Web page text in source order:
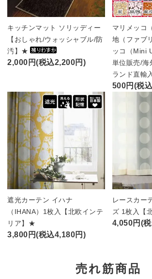
キッチンマット ソリッディー
【おしゃれ/ウォッシャブル/防
汚】★
2,000円(税込2,200円)
マリメッコ
地（ファブ
ッコ（Mini
単位販売/海
ランド直輸
500円(税
遮光カーテン イハナ
（IHANA）1枚入【北欧インテ
リア】★
3,800円(税込4,180円)
レースカー
ズ 1枚入【
4,050円(
売れ筋商品